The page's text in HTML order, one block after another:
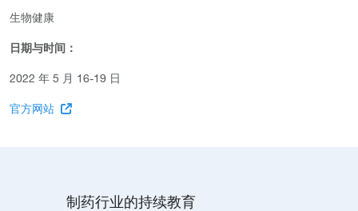
生物健康
日期与时间：
2022 年 5 月 16-19 日
官方网站
制药行业的持续教育